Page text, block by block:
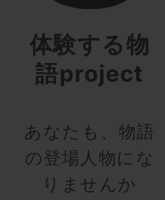
体験する物
語project
あなたも、物語
の登場人物にな
りませんか